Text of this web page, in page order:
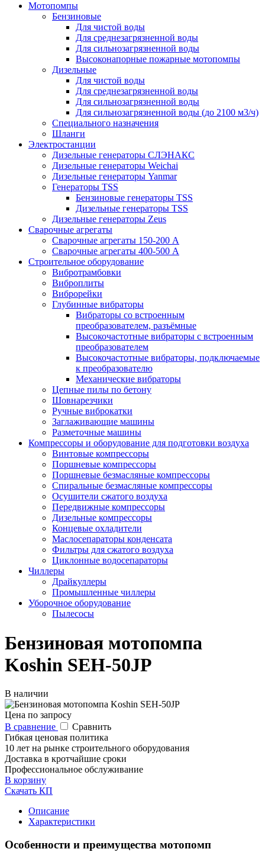
Мотопомпы
Бензиновые
Для чистой воды
Для среднезагрязненной воды
Для сильнозагрязненной воды
Высоконапорные пожарные мотопомпы
Дизельные
Для чистой воды
Для среднезагрязненной воды
Для сильнозагрязненной воды
Для сильнозагрязненной воды (до 2100 м3/ч)
Специального назначения
Шланги
Электростанции
Дизельные генераторы СЛЭНАКС
Дизельные генераторы Weichai
Дизельные генераторы Yanmar
Генераторы TSS
Бензиновые генераторы TSS
Дизельные генераторы TSS
Дизельные генераторы Zeus
Сварочные агрегаты
Сварочные агрегаты 150-200 А
Сварочные агрегаты 400-500 А
Строительное оборудование
Вибротрамбовки
Виброплиты
Виброрейки
Глубинные вибраторы
Вибраторы со встроенным
преобразователем, разъёмные
Высокочастотные вибраторы с встроенным
преобразователем
Высокочастотные вибраторы, подключаемые
к преобразователю
Механические вибраторы
Цепные пилы по бетону
Шовнарезчики
Ручные виброкатки
Заглаживающие машины
Разметочные машины
Компрессоры и оборудование для подготовки воздуха
Винтовые компрессоры
Поршневые компрессоры
Поршневые безмасляные компрессоры
Спиральные безмасляные компрессоры
Осушители сжатого воздуха
Передвижные компрессоры
Дизельные компрессоры
Концевые охладители
Маслосепараторы конденсата
Фильтры для сжатого воздуха
Циклонные водосепараторы
Чиллеры
Драйкуллеры
Промышленные чиллеры
Уборочное оборудование
Пылесосы
Бензиновая мотопомпа
Koshin SEH-50JP
В наличии
Цена по запросу
В сравнение
Сравнить
Гибкая ценовая политика
10 лет на рынке строительного оборудования
Доставка в кротчайшие сроки
Профессиональное обслуживание
В корзину
Скачать КП
Описание
Характеристики
Особенности и преимущества мотопомп